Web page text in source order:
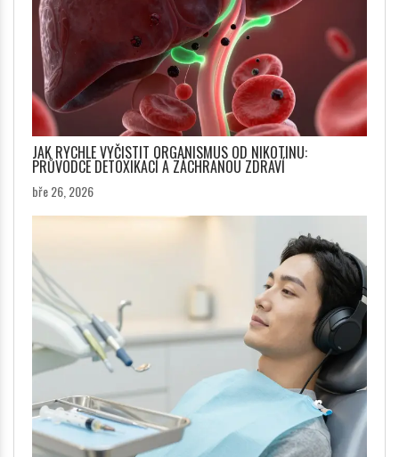
JAK RYCHLE VYČISTIT ORGANISMUS OD NIKOTINU:
PRŮVODCE DETOXIKACÍ A ZÁCHRANOU ZDRAVÍ
bře 26, 2026